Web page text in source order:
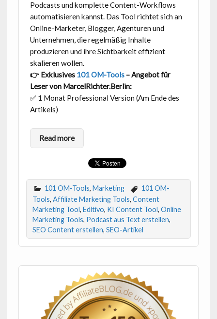
Podcasts und komplette Content-Workflows
automatisieren kannst. Das Tool richtet sich an
Online-Marketer, Blogger, Agenturen und
Unternehmen, die regelmäßig Inhalte
produzieren und ihre Sichtbarkeit effizient
skalieren wollen.
👉 Exklusives 101 OM-Tools– Angebot für
Leser von MarcelRichter.Berlin:
✅ 1 Monat Professional Version (Am Ende des
Artikels)
Read more
101 OM-Tools, Marketing
101 OM-
Tools, Affiliate Marketing Tools, Content
Marketing Tool, Editivo, KI Content Tool, Online
Marketing Tools, Podcast aus Text erstellen,
SEO Content erstellen, SEO-Artikel